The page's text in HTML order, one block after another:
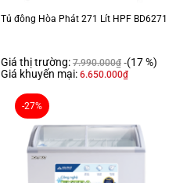
Tủ đông Hòa Phát 271 Lít HPF BD6271
Giá thị trường: 7.990.000₫ (17 %)
Giá khuyến mại: 6.650.000₫
-27%